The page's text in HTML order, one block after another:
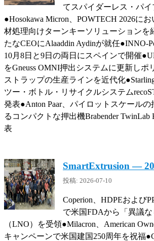
てスパイダーレス・パ
●Hosokawa Micron、POWTECH 2026に
材処理向けターンキーソリューションを
たなCEOにAlaaddin Aydinが就任●INNO-
10月8日と9日の両日にスペインで開催
をGneuss OMNI押出システムに更新しポ
ストラップの生産ラインを近代化
ツー・ボトル・リサイクルシステム
発表●Anton Paar、パイロットスケール
るコンパクトな押出機Brabender TwinLab
表
SmartExtrusion —
投稿: 2026-07-10
Coperion、HDPEおよび
で米国FDAから「異議
（LNO）を受領●Milacron、American
キャンペーンで米国建国250周年を祝福